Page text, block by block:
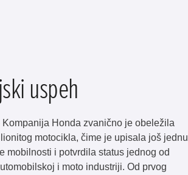
uspeh
Kompanija Honda zvanično je obeležila
motocikla, čime je upisala još jednu
mobilnosti i potvrdila status jednog od
i moto industriji. Od prvog